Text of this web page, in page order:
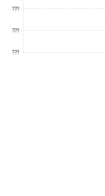
???
???
???